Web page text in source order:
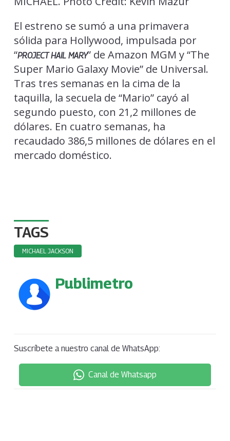
El estreno se sumó a una primavera
sólida para Hollywood, impulsada por
“PROJECT HAIL MARY” de Amazon MGM y “The
Super Mario Galaxy Movie” de Universal.
Tras tres semanas en la cima de la
taquilla, la secuela de “Mario” cayó al
segundo puesto, con 21,2 millones de
dólares. En cuatro semanas, ha
recaudado 386,5 millones de dólares en el
mercado doméstico.
TAGS
MICHAEL JACKSON
Publimetro
Suscríbete a nuestro canal de WhatsApp:
Canal de Whatsapp